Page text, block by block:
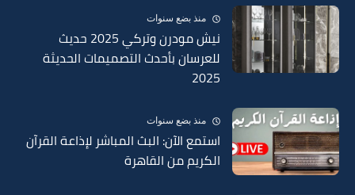
منذ بضع سنوات
نيش مودرن وتركي 2025 حديث
للعرسان بأحدث التصميمات الحديثة
2025
منذ بضع سنوات
استمع الآن: البث المباشر لإذاعة القرآن
الكريم من القاهرة